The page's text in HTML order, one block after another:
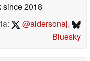
since 2018
@aldersonaj,
Bluesky